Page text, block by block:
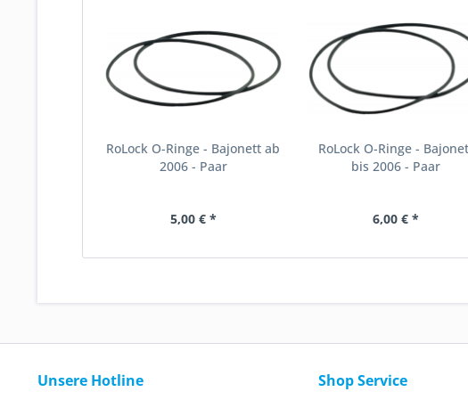
RoLock O-Ringe - Bajonett ab
2006 - Paar
5,00 € *
RoLock O-Ringe -
bis 2006 - Paar
6,00 € *
Unsere Hotline Shop Service